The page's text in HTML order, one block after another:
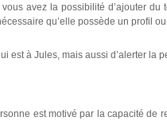
avez la possibilité d’ajouter du
qu’elle possède un profil
est à Jules, mais aussi d’alerter la
est motivé par la capacité de